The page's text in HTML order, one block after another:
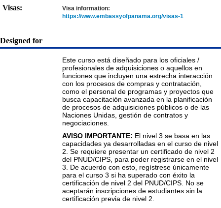
Visas:
Visa information:
https://www.embassyofpanama.org/visas-1
Designed for
Este curso está diseñado para los oficiales /
profesionales de adquisiciones o aquellos en
funciones que incluyen una estrecha interacción
con los procesos de compras y contratación,
como el personal de programas y proyectos que
busca capacitación avanzada en la planificación
de procesos de adquisiciones públicos o de las
Naciones Unidas, gestión de contratos y
negociaciones.
AVISO IMPORTANTE: El nivel 3 se basa en las
capacidades ya desarrolladas en el curso de nivel
2. Se requiere presentar un certificado de nivel 2
del PNUD/CIPS, para poder registrarse en el nivel
3. De acuerdo con esto, regístrese únicamente
para el curso 3 si ha superado con éxito la
certificación de nivel 2 del PNUD/CIPS. No se
aceptarán inscripciones de estudiantes sin la
certificación previa de nivel 2.